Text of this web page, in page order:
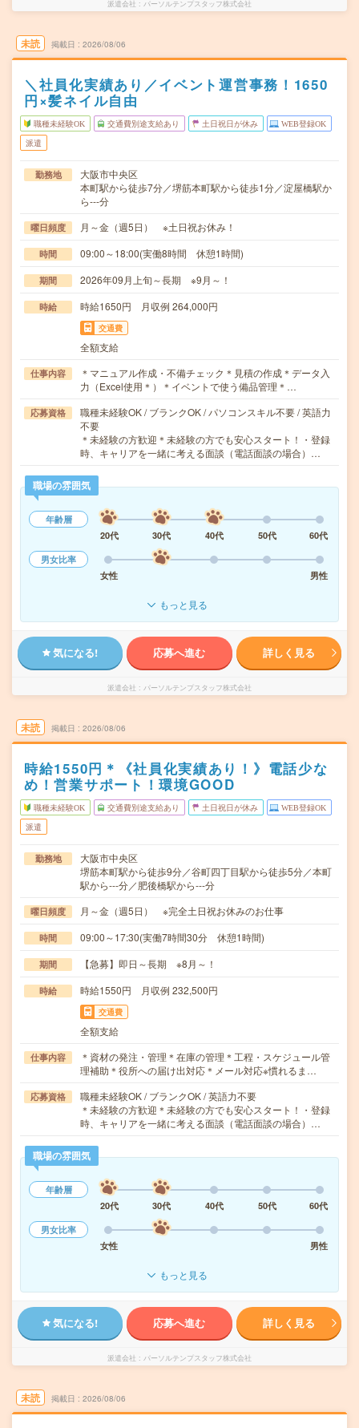
派遣会社 パーソルテンプスタッフ株式会社
未読 掲載日 2026/08/06
＼社員化実績あり／イベント運営事務！1650
円×髪ネイル自由
職種未経験OK 交通費別途支給あり 土日祝日が休み WEB登録OK
派遣
勤務地
大阪市中央区
本町駅から徒歩7分／堺筋本町駅から徒歩1分／淀屋橋駅か
ら---分
曜日頻度 月～金（週5日） ※土日祝お休み！
時間 09:00～18:00(実働8時間 休憩1時間)
期間 2026年09月上旬～長期 ※9月～！
時給 時給1650円 月収例 264,000円
交通費
全額支給
仕事内容
＊マニュアル作成・不備チェック＊見積の作成＊データ入
力（Excel使用＊）＊イベントで使う備品管理＊…
応募資格
職種未経験OK / ブランクOK / パソコンスキル不要 / 英語力
不要
＊未経験の方歓迎＊未経験の方でも安心スタート！・登録
時、キャリアを一緒に考える面談（電話面談の場合）…
職場の雰囲気
年齢層
20代
30代 40代 50代
60代
男女比率
女性
男性
もっと見る
気になる! 応募へ進む 詳しく見る
派遣会社 パーソルテンプスタッフ株式会社
未読 掲載日 2026/08/06
時給1550円＊《社員化実績あり！》電話少な
め！営業サポート！環境GOOD
職種未経験OK 交通費別途支給あり 土日祝日が休み WEB登録OK
派遣
勤務地
大阪市中央区
堺筋本町駅から徒歩9分／谷町四丁目駅から徒歩5分／本町
駅から---分／肥後橋駅から---分
曜日頻度 月～金（週5日） ※完全土日祝お休みのお仕事
時間 09:00～17:30(実働7時間30分 休憩1時間)
期間 【急募】即日～長期 ※8月～！
時給 時給1550円 月収例 232,500円
交通費
全額支給
仕事内容
＊資材の発注・管理＊在庫の管理＊工程・スケジュール管
理補助＊役所への届け出対応＊メール対応※慣れるま…
応募資格
職種未経験OK / ブランクOK / 英語力不要
＊未経験の方歓迎＊未経験の方でも安心スタート！・登録
時、キャリアを一緒に考える面談（電話面談の場合）…
職場の雰囲気
年齢層
20代
30代 40代 50代
60代
男女比率
女性
男性
もっと見る
気になる! 応募へ進む 詳しく見る
派遣会社 パーソルテンプスタッフ株式会社
未読 掲載日 2026/08/06